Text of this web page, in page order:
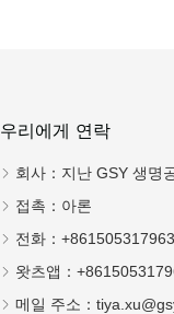
우리에게 연락
회사： 지난 GSY 생명
접촉： 아론
전화：
왓츠앱：
메일 주소：